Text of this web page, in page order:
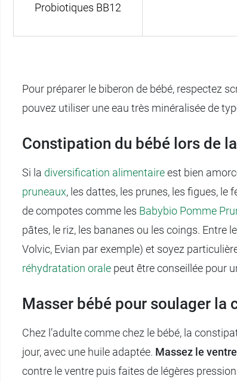
Probiotiques BB12
Pour préparer le biberon de bébé, respectez
pouvez utiliser une eau très minéralisée de
Constipation du bébé lors de
Si la diversification alimentaireest bien
pruneaux, les dattes, les prunes, les figues,
de compotes comme les Babybio Pomme
pâtes, le riz, les bananes ou les coings. Entre
Volvic, Evian par exemple) et soyez
réhydratation orale peut être conseillée pour
Masser bébé pour soulager la
Chez l’adulte comme chez le bébé, la
jour, avec une huile adaptée. Massez le ventre
contre le ventre puis faites de légères